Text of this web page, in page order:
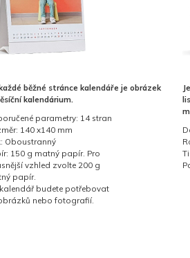
běžné stránce kalendáře je obrázek
kalendárium.
parametry: 14 stran
140 x140 mm
Oboustranný
150 g matný papír. Pro
vzhled zvolte 200 g
papír.
budete potřebovat
nebo fotografií.